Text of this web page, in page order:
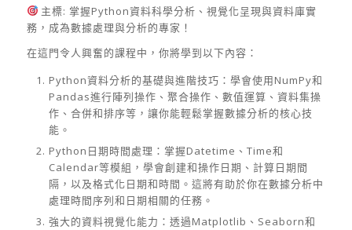
主標: 掌握Python資料科學分析、視覺化呈現與資料庫實
務，成為數據處理與分析的專家！
在這門令人興奮的課程中，你將學到以下內容：
Python資料分析的基礎與進階技巧：學會使用NumPy和
Pandas進行陣列操作、聚合操作、數值運算、資料集操
作、合併和排序等，讓你能輕鬆掌握數據分析的核心技
能。
Python日期時間處理：掌握Datetime、Time和
Calendar等模組，學會創建和操作日期、計算日期間
隔，以及格式化日期和時間。這將有助於你在數據分析中
處理時間序列和日期相關的任務。
強大的資料視覺化能力：透過Matplotlib、Seaborn和